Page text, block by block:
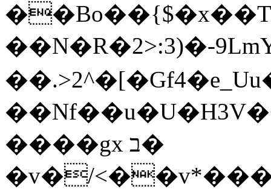
��N�R�2>:3)�-
����gx ב�
�v�/